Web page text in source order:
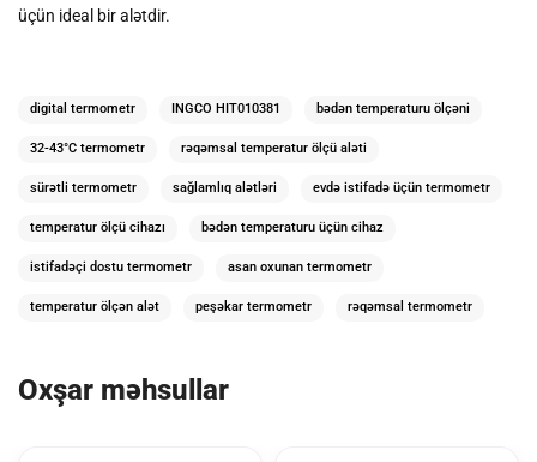
üçün ideal bir alətdir.
digital termometr INGCO HIT010381 bədən temperaturu ölçəni
32-43°C termometr rəqəmsal temperatur ölçü aləti
sürətli termometr sağlamlıq alətləri evdə istifadə üçün termometr
temperatur ölçü cihazı bədən temperaturu üçün cihaz
istifadəçi dostu termometr asan oxunan termometr
temperatur ölçən alət peşəkar termometr rəqəmsal termometr
Oxşar məhsullar